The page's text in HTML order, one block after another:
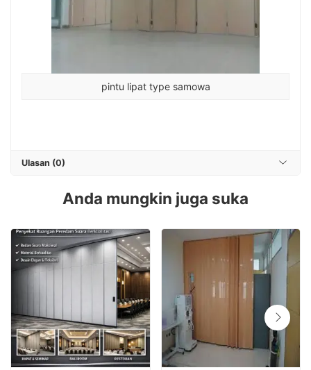
pintu lipat type samowa
Ulasan (0)
Anda mungkin juga suka